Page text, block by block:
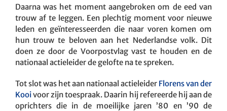
Daarna was het moment aangebroken om de eed van
trouw af te leggen. Een plechtig moment voor nieuwe
leden en geïnteresseerden die naar voren komen om
hun trouw te beloven aan het Nederlandse volk. Dit
doen ze door de Voorpostvlag vast te houden en de
nationaal actieleider de gelofte na te spreken.
Tot slot was het aan nationaal actieleider Florens van der
Kooivoor zijn toespraak. Daarin hij refereerde hij aan de
oprichters die in de moeilijke jaren ’80 en ’90 de